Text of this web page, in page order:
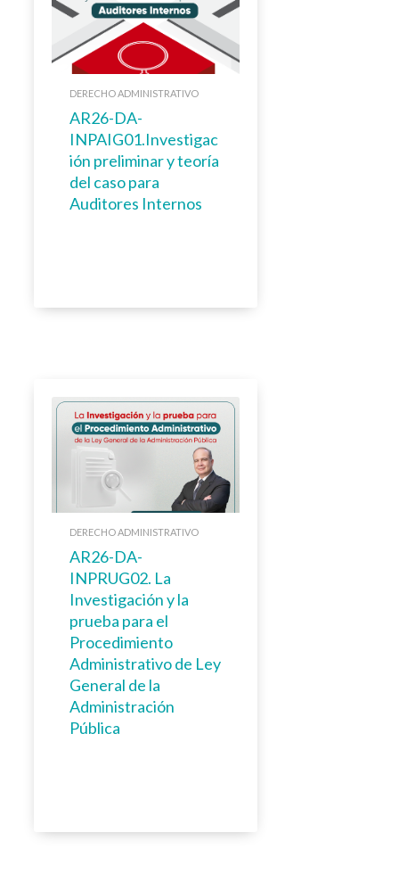
DERECHO ADMINISTRATIVO
AR26-DA-
INPAIG01.Investigac
ión preliminar y teoría
del caso para
Auditores Internos
DERECHO ADMINISTRATIVO
AR26-DA-
INPRUG02. La
Investigación y la
prueba para el
Procedimiento
Administrativo de Ley
General de la
Administración
Pública